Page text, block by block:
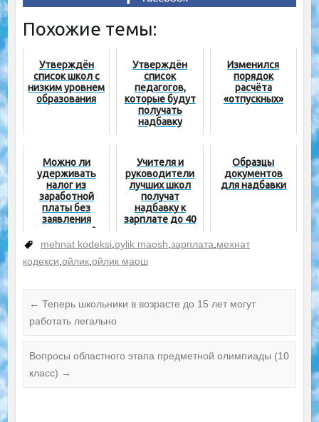
Похожие темы:
Утверждён
список школ с
низким уровнем
образования
Утверждён
список
педагогов,
которые будут
получать
надбавку
Изменился
порядок
расчёта
«отпускных»
Можно ли
удерживать
налог из
заработной
платы без
заявления
сотрудника?
Учителя и
руководители
лучших школ
получат
надбавку к
зарплате до 40
Образцы
документов
для надбавки
mehnat kodeksi oylik maosh зарплата мехнат
кодекси ойлик, ойлик маош
← Теперь школьники в возрасте до 15 лет могут
работать легально
Вопросы областного этапа предметной олимпиады (10
класс) →